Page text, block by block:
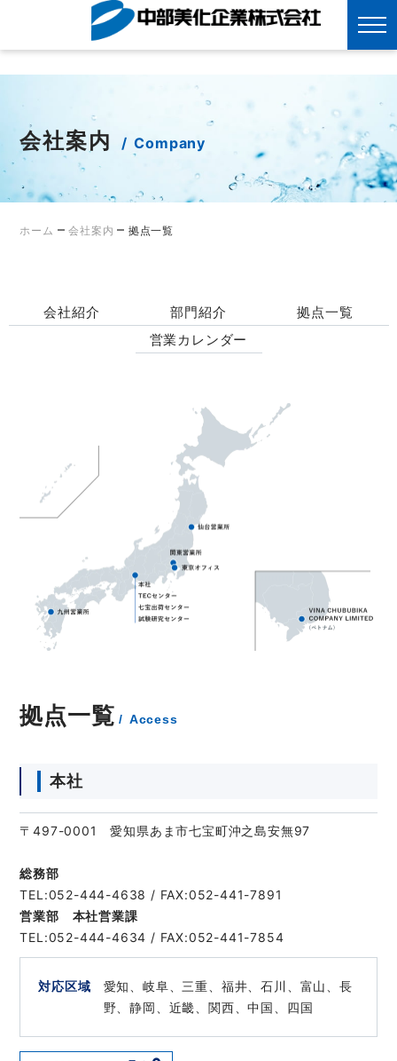
会社案内 Company
ホーム – 会社案内 – 拠点一覧
会社紹介 部門紹介
拠点一覧
営業カレンダー
拠点一覧 Access
本社
〒497-0001 愛知県あま市七宝町沖之島安無97
総務部
TEL:052-444-4638 / FAX:052-441-7891
営業部 本社営業課
TEL:052-444-4634 / FAX:052-441-7854
対応区域
愛知、岐阜、三重、福井、石川、富山、長
野、静岡、近畿、関西、中国、四国